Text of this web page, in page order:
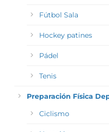
Fútbol Sala
Hockey patines
Pádel
Tenis
Preparación Física
Ciclismo